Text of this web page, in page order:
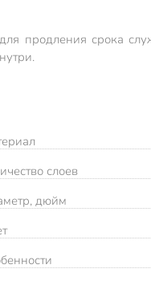
продления срока
слоев
дюйм